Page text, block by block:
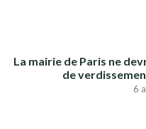
La mairie de Paris ne
de
6